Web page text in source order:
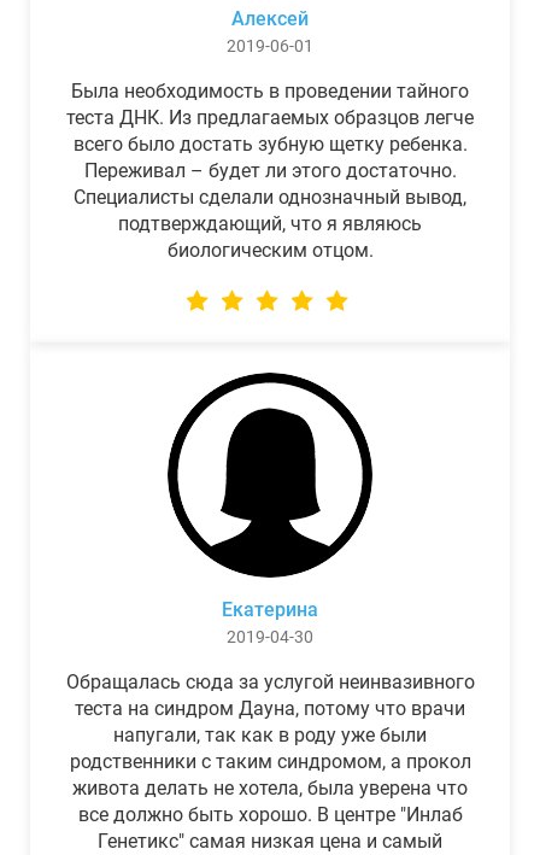
Алексей
2019-06-01
Была необходимость в проведении тайного
теста ДНК. Из предлагаемых образцов легче
всего было достать зубную щетку ребенка.
Переживал – будет ли этого достаточно.
Специалисты сделали однозначный вывод,
подтверждающий, что я являюсь
биологическим отцом.
Екатерина
2019-04-30
Обращалась сюда за услугой неинвазивного
теста на синдром Дауна, потому что врачи
напугали, так как в роду уже были
родственники с таким синдромом, а прокол
живота делать не хотела, была уверена что
все должно быть хорошо. В центре "Инлаб
Генетикс" самая низкая цена и самый